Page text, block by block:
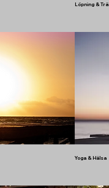
Löpning &
Yoga & Hälsa